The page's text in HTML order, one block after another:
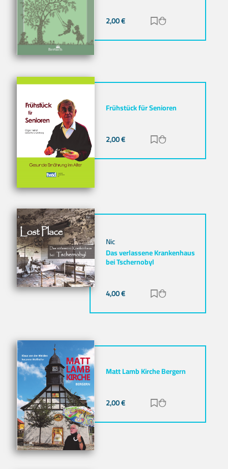
2,00€ Zur Merkliste
Frühstück für Senioren
2,00€ Zur Merkliste
Nic
Das verlassene Krankenhaus
bei Tschernobyl
4,00€ Zur Merkliste
Matt Lamb Kirche Bergern
2,00€ Zur Merkliste